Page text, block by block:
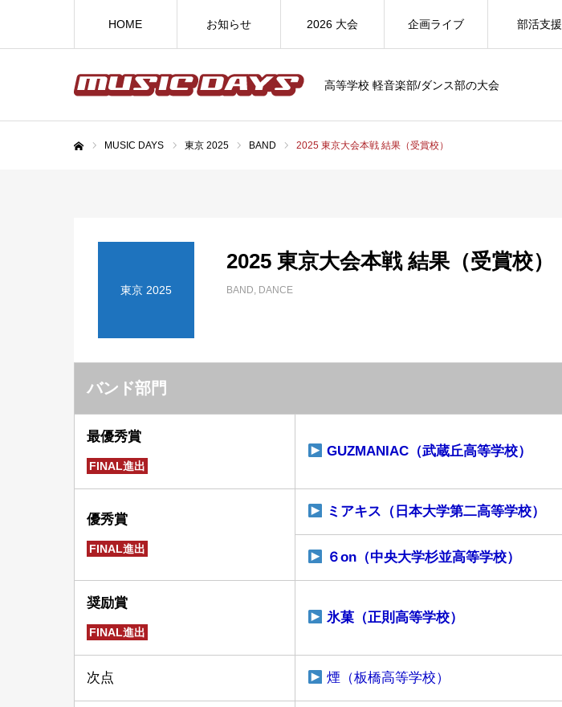
高等学校 軽音楽部/ダンス部の大会
HOME お知らせ 2026 大会 企画ライブ 部活支援
MUSIC DAYS 東京 2025 BAND 2025 東京大会本戦 結果（受賞校）
東京 2025
2025 東京大会本戦 結果（受賞校）
BAND DANCE
バンド部門
最優秀賞
FINAL進出
GUZMANIAC（武蔵丘高等学校）
優秀賞
FINAL進出
ミアキス（日本大学第二高等学校）
６on（中央大学杉並高等学校）
奨励賞
FINAL進出
氷菓（正則高等学校）
次点 煙（板橋高等学校）